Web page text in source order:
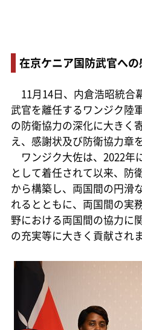
在京ケニア国防武官へ
11月14日、内倉浩昭統合
武官を離任するワンジク陸
の防衛協力の深化に大きく
え、感謝状及び防衛協力章
ワンジク大佐は、2022年
として着任されて以来、防
から構築し、両国間の円滑
れるとともに、両国間の実
野における両国間の協力に
の充実等に大きく貢献され